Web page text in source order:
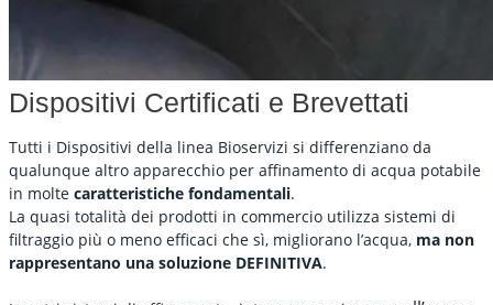
Dispositivi Certificati e Brevettati
Tutti i Dispositivi della linea Bioservizi si differenziano da
qualunque altro apparecchio per affinamento di acqua potabile
in molte caratteristiche fondamentali.
La quasi totalità dei prodotti in commercio utilizza sistemi di
filtraggio più o meno efficaci che sì, migliorano l’acqua, ma non
rappresentano una soluzione DEFINITIVA.